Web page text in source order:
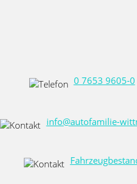
0 7653 9605-0
info@autofamilie-